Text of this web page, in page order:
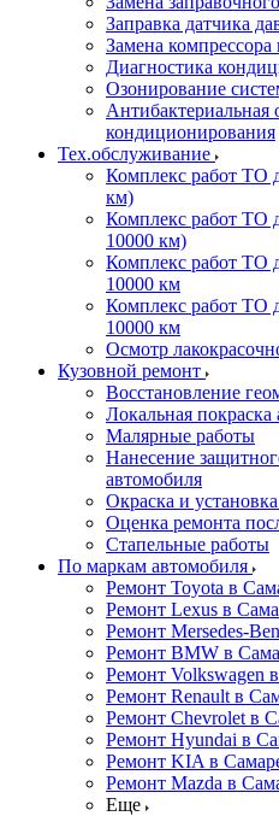
Заправка датчика
Замена
Диагностика
Озонирование
Антибактериальная
кондиционирования
Тех.обслуживание
Комплекс работ ТО
км)
Комплекс работ ТО
10000 км)
Комплекс работ ТО
10000 км
Комплекс работ ТО
10000 км
Осмотр
Кузовной ремонт
Восстановление
Локальная покраска
Малярные работы
Нанесение
автомобиля
Окраска и
Оценка ремонта
Стапельные работы
По маркам автомобиля
Ремонт Toyota в
Ремонт Lexus в
Ремонт Mersedes-
Ремонт BMW в
Ремонт Volkswagen
Ремонт Renault в
Ремонт Chevrolet в
Ремонт Hyundai в
Ремонт KIA в
Ремонт Mazda в
Еще